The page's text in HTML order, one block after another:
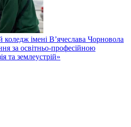
імені В’ячеслава Чорновола
за освітньо-професійною
та землеустрій»